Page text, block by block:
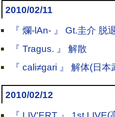
2010/02/11
『 爛-lAn- 』 Gt.圭介 脱
『 Tragus. 』 解散
『 cali≠gari 』 解体(日本
2010/02/12